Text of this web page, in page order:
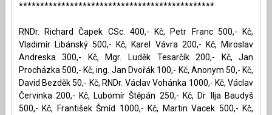
**********************************************
RNDr. Richard Čapek CSc. 400,- Kč, Petr Franc 500,- Kč,
Vladimír Libánský 500,- Kč, Karel Vávra 200,- Kč, Miroslav
Andreska 300,- Kč, Mgr. Luděk Tesarčík 200,- Kč, Jan
Procházka 500,- Kč, ing. Jan Dvořák 100,- Kč, Anonym 50,- Kč,
David Bezděk 50,- Kč, RNDr. Václav Vohánka 1000,- Kč, Václav
Červinka 200,- Kč, Lubomír Štěpán 250,- Kč, Dr. Ilja Baudyš
500,- Kč, František Šmíd 1000,- Kč, Martin Vacek 500,- Kč,